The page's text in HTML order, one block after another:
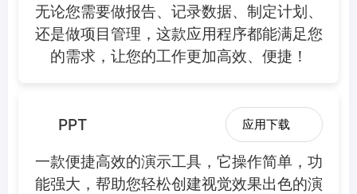
无论您需要做报告、记录数据、制定计划、
还是做项目管理，这款应用程序都能满足您
的需求，让您的工作更加高效、便捷！
PPT 应用下载
一款便捷高效的演示工具，它操作简单，功
能强大，帮助您轻松创建视觉效果出色的演